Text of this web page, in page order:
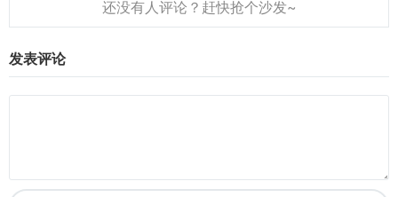
一旦所有这些完成，您会感到高兴，但是你
发表评论